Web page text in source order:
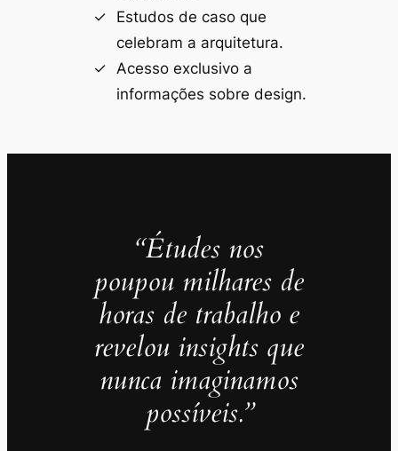
Estudos de caso que
celebram a arquitetura.
Acesso exclusivo a
informações sobre design.
“Études nos
poupou milhares de
horas de trabalho e
revelou insights que
nunca imaginamos
possíveis.”